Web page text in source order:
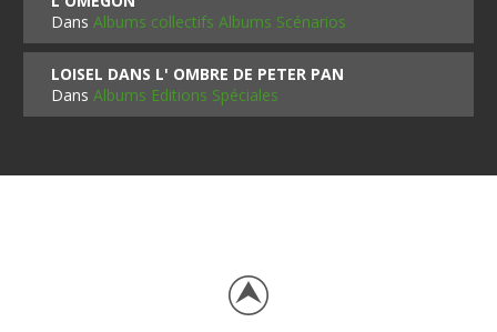
DansAlbums collectifs Albums Scénarios
LOISEL DANS L' OMBRE DE PETER PAN
DansAlbums Editions Spéciales